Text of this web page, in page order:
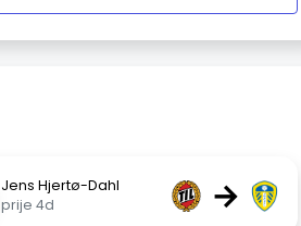
Jens Hjertø-Dahl
prije 4d
→